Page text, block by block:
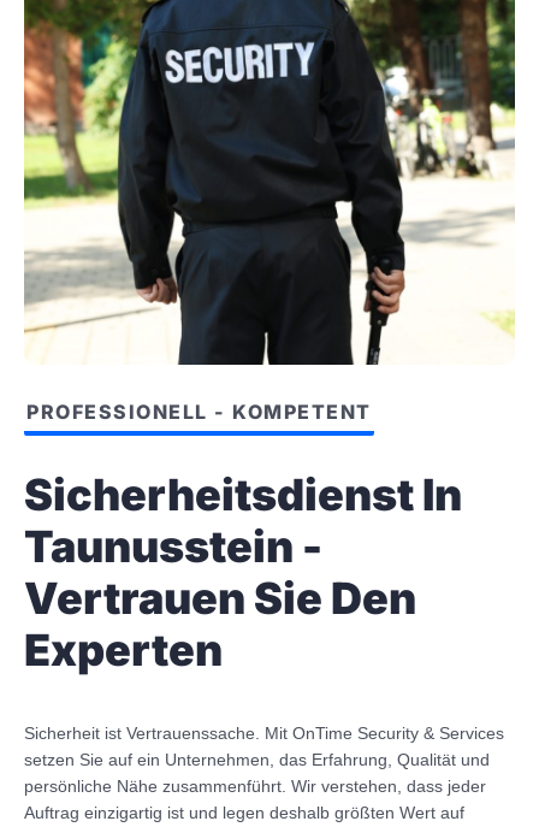
PROFESSIONELL - KOMPETENT
Sicherheitsdienst In
Taunusstein -
Vertrauen Sie Den
Experten
Sicherheit ist Vertrauenssache. Mit OnTime Security & Services
setzen Sie auf ein Unternehmen, das Erfahrung, Qualität und
persönliche Nähe zusammenführt. Wir verstehen, dass jeder
Auftrag einzigartig ist und legen deshalb größten Wert auf